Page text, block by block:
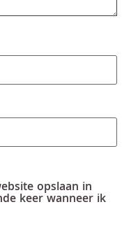
opslaan in
keer wanneer ik